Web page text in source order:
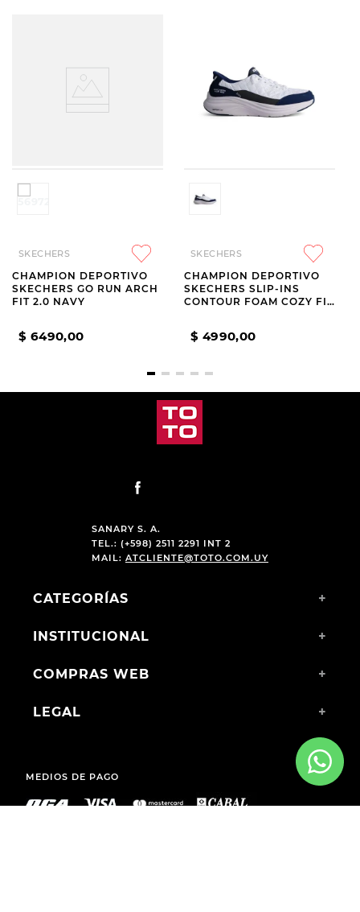
SKECHERS
CHAMPION DEPORTIVO
SKECHERS GO RUN ARCH
FIT 2.0 NAVY
$ 6490,00
SKECHERS
CHAMPION DEPORTIVO
SKECHERS SLIP-INS
CONTOUR FOAM COZY FIT
$ 4990,00
SANARY S. A.
TEL.: (+598) 2511 2291 INT 2
MAIL: ATCLIENTE@TOTO.COM.UY
CATEGORÍAS +
INSTITUCIONAL +
COMPRAS WEB +
LEGAL +
MEDIOS DE PAGO